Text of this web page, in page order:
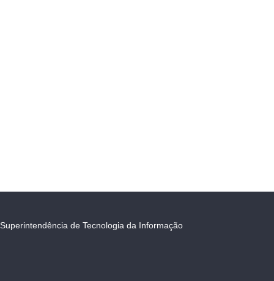
Superintendência de Tecnologia da Informação